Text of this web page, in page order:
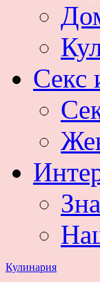
Секс
Кулинария